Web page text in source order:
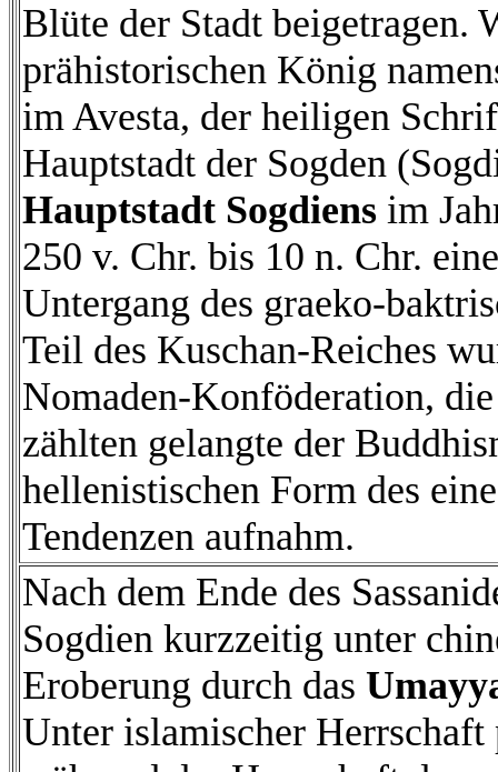
Blüte der Stadt beigetragen.
prähistorischen König
im Avesta, der heiligen
Hauptstadt der Sogden
Hauptstadt Sogdiens im
250 v. Chr. bis 10 n. Chr.
Untergang des graeko-
Teil des Kuschan-Reiches
Nomaden-Konföderation,
zählten gelangte der
hellenistischen Form des
Tendenzen aufnahm.
Nach dem Ende des
Sogdien kurzzeitig unter
Eroberung durch das
Unter islamischer Herrschaft